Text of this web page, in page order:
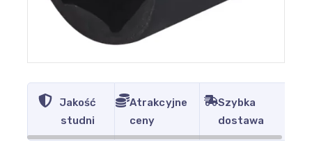
Jakość
studni
Atrakcyjne
ceny
Szybka
dostawa